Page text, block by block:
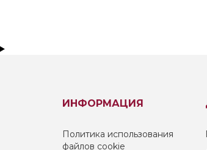
ИНФОРМАЦИЯ
Политика использования
файлов cookie